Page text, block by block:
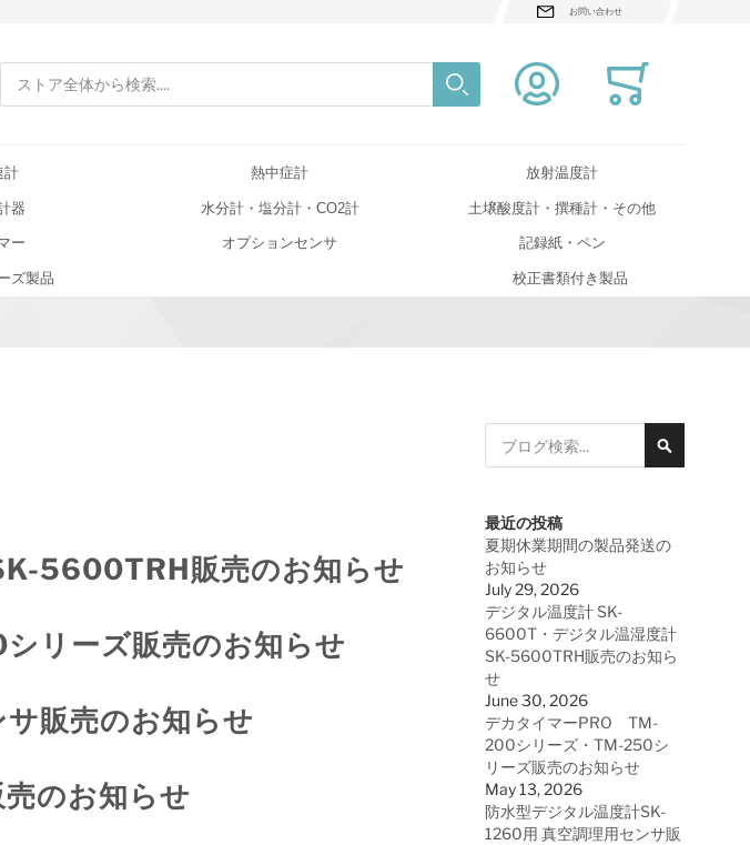
お問い合わせ
検索
Close search
検索
計 熱中症計 放射温度計
器 水分計・塩分計・CO2計 土壌酸度計・撰種計・その他
ー オプションセンサ 記録紙・ペン
ズ製品 校正書類付き製品
5600TRH販売のお知らせ
リーズ販売のお知らせ
販売のお知らせ
のお知らせ
索
検
最近の投稿
夏期休業期間の製品発送の
お知らせ
July 29, 2026
デジタル温度計 SK-
6600T・デジタル温湿度計
SK-5600TRH販売のお知ら
せ
June 30, 2026
デカタイマーPRO TM-
200シリーズ・TM-250シ
リーズ販売のお知らせ
May 13, 2026
防水型デジタル温度計SK-
1260用 真空調理用センサ販